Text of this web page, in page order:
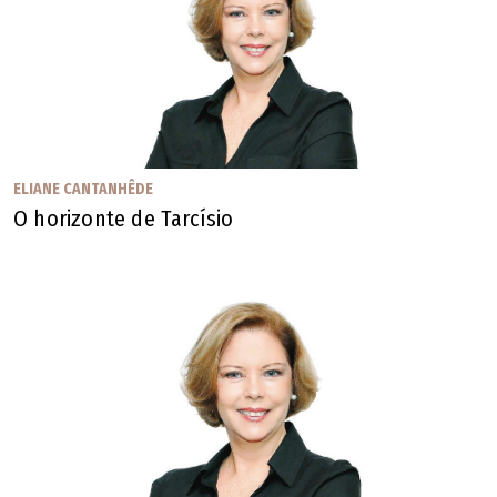
ELIANE CANTANHÊDE
O horizonte de Tarcísio